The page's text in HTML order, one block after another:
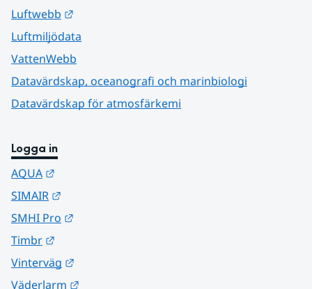
Luftwebb
Luftmiljödata
VattenWebb
Datavärdskap, oceanografi och marinbiologi
Datavärdskap för atmosfärkemi
Logga in
AQUA
SIMAIR
SMHI Pro
Timbr
Vinterväg
Väderlarm